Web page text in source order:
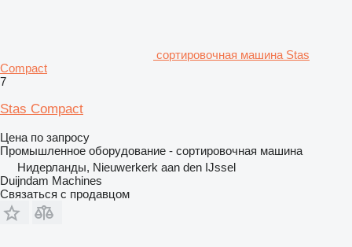
сортировочная машина Stas
Compact
7
Stas Compact
Цена по запросу
Промышленное оборудование - сортировочная машина
Нидерланды, Nieuwerkerk aan den IJssel
Duijndam Machines
Связаться с продавцом